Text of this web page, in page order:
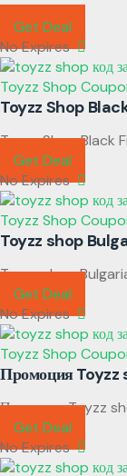
Get Deal
No Expires
Toyzz Shop
Toyzz Shop
Toyzz Shop Black
Get Deal
No Expires
Toyzz Shop
Toyzz shop
Toyzz shop
Get Deal
No Expires
Toyzz Shop
Промоция
Промоция Toyzz
Get Deal
No Expires